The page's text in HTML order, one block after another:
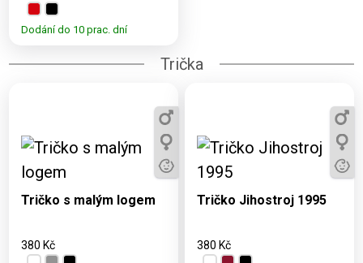
Dodání do 10 prac. dní
Trička
Dostupné varianty:
3, 5, 7, 9, 11, XS, S, M,
L, XL, XXL, 2XL
Tričko s malým logem
380 Kč
Dostupné varianty:
3, 5, 7, 9, 11, XS, S, M,
L, XL, XXL
Tričko Jihostroj 1995
380 Kč